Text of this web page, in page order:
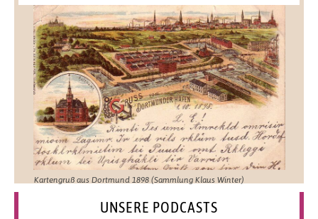
Kartengruß aus Dortmund 1898 (Sammlung Klaus Winter)
UNSERE PODCASTS